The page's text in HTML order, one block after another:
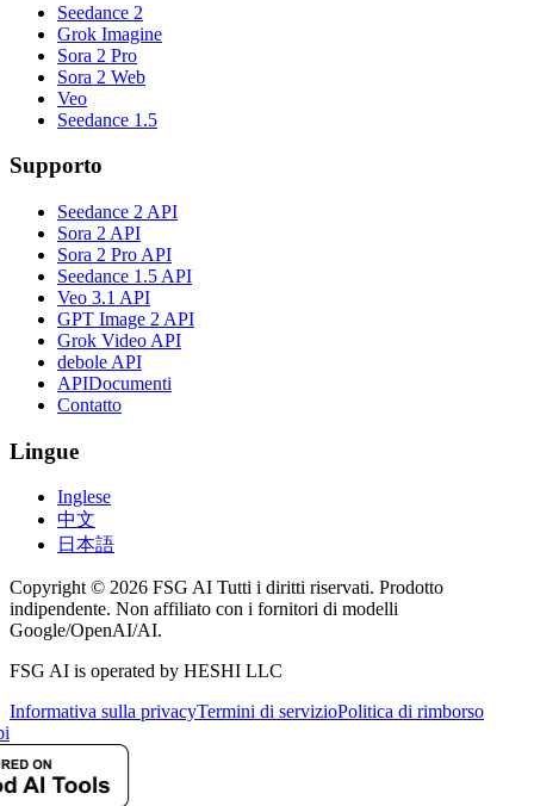
Seedance 2
Grok Imagine
Sora 2 Pro
Sora 2 Web
Veo
Seedance 1.5
Supporto
Seedance 2 API
Sora 2 API
Sora 2 Pro API
Seedance 1.5 API
Veo 3.1 API
GPT Image 2 API
Grok Video API
debole API
APIDocumenti
Contatto
Lingue
Inglese
中文
日本語
Copyright © 2026 FSG AI Tutti i diritti riservati. Prodotto
indipendente. Non affiliato con i fornitori di modelli
Google/OpenAI/AI.
FSG AI is operated by HESHI LLC
Informativa sulla privacyTermini di servizioPolitica di rimborso